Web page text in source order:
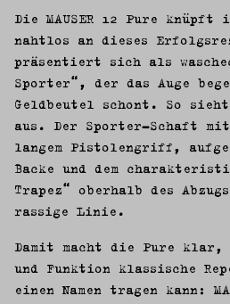
Die MAUSER 12 Pure
nahtlos an dieses
präsentiert sich als
Sporter“, der das Auge
Geldbeutel schont. So
aus. Der Sporter-Schaft mit
langem Pistolengriff,
Backe und dem
Trapez“ oberhalb des
rassige Linie.
Damit macht die Pure klar,
und Funktion klassische
einen Namen tragen kann: